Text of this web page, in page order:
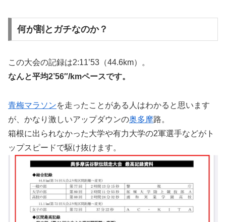
何が割とガチなのか？
この大会の記録は2:11’53（44.6km）。
なんと平均2’56″/kmペースです。
青梅マラソンを走ったことがある人はわかると思います
が、かなり激しいアップダウンの奥多摩路。
箱根に出られなかった大学や有力大学の2軍選手などがト
ップスピードで駆け抜けます。